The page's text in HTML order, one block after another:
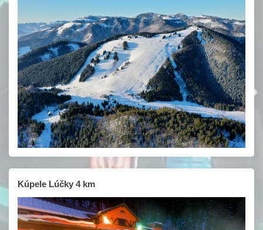
Kúpele Lúčky 4 km